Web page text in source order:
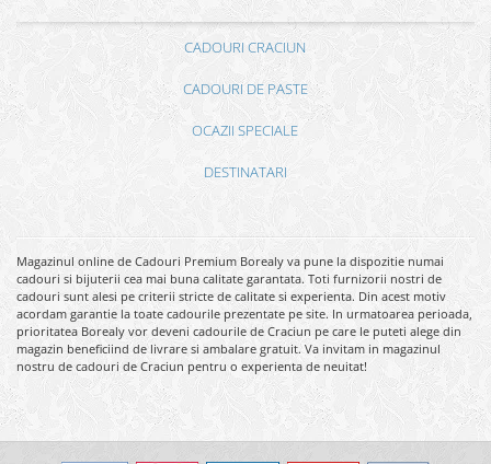
CADOURI CRACIUN
CADOURI DE PASTE
OCAZII SPECIALE
DESTINATARI
Magazinul online de Cadouri Premium Borealy va pune la dispozitie numai
cadouri si bijuterii cea mai buna calitate garantata. Toti furnizorii nostri de
cadouri sunt alesi pe criterii stricte de calitate si experienta. Din acest motiv
acordam garantie la toate cadourile prezentate pe site. In urmatoarea perioada,
prioritatea Borealy vor deveni cadourile de Craciun pe care le puteti alege din
magazin beneficiind de livrare si ambalare gratuit. Va invitam in magazinul
nostru de cadouri de Craciun pentru o experienta de neuitat!